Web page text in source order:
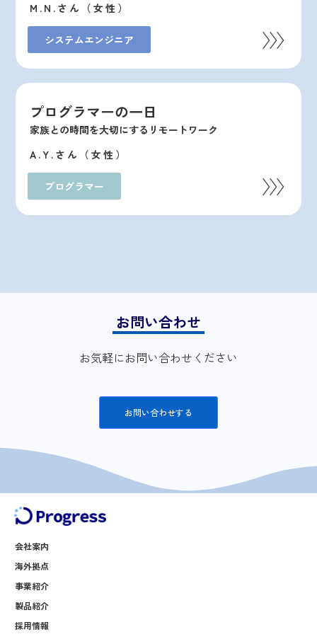
M.N. さん （女性）
システムエンジニア
プログラマーの一日
家族との時間を大切にするリモートワーク
A.Y. さん （女性）
プログラマー
お問い合わせ
お気軽にお問い合わせください
お問い合わせする
会社案内
海外拠点
事業紹介
製品紹介
採用情報